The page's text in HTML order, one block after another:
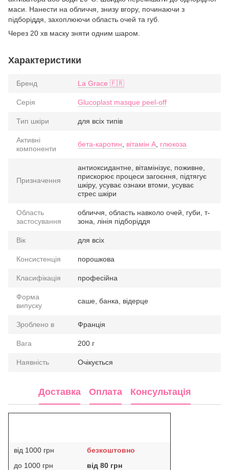
маси. Нанести на обличчя, знизу вгору, починаючи з
підборіддя, захоплюючи область очей та губ.
Через 20 хв маску зняти одним шаром.
Характеристики
Бренд La Grace 🇫🇷
Серія Glucoplast masque peel-off
Тип шкіри для всіх типів
Активні
компоненти
бета-каротин вітамін А глюкоза
Призначення
антиоксидантне, вітамінізує, поживне,
прискорює процеси загоєння, підтягує
шкіру, усуває ознаки втоми, усуває
стрес шкіри
Область
застосування
обличчя, область навколо очей, губи, т-
зона, лінія підборіддя
Вік для всіх
Консистенція порошкова
Класифікація професійна
Форма
випуску
саше, банка, відерце
Зроблено в Франція
Вага 200 г
Наявність Очікується
Доставка Оплата Консультація
від 1000 грн
безкоштовно
до 1000 грн
від 80 грн